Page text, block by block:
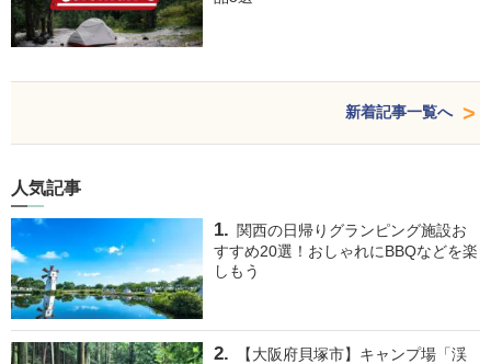
新着記事一覧へ
人気記事
関西の日帰りグランピング施設お
すすめ20選！おしゃれにBBQなどを楽
しもう
【大阪府貝塚市】キャンプ場「渓